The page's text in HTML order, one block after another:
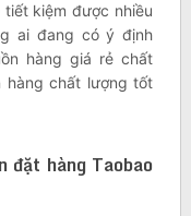
kiệm được nhiều
ai đang có ý định
hàng giá rẻ chất
hàng chất lượng tốt
đặt hàng Taobao